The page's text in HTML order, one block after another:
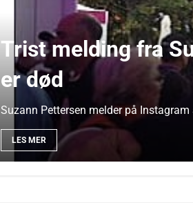
Trist melding fra
er død
Suzann Pettersen melder på
LES MER